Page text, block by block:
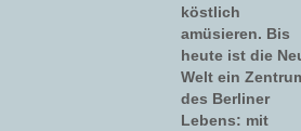
köstlich
amüsieren. Bis
heute ist die
Welt ein
des Berliner
Lebens: mit